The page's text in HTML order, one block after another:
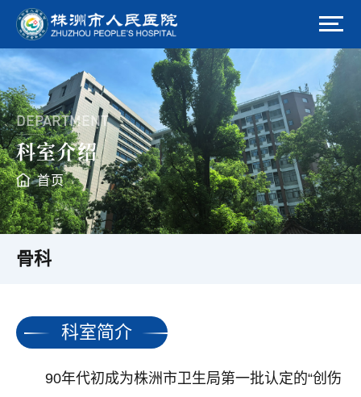
DEPARTMENT
科室介绍
首页
骨科
科室简介
90年代初成为株洲市卫生局第一批认定的“创伤